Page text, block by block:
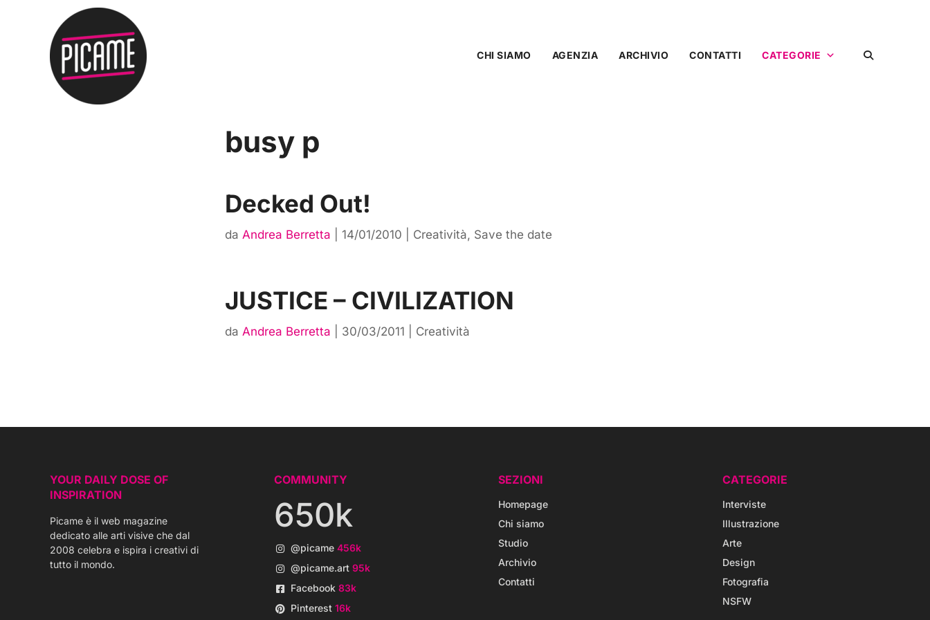
CHI SIAMO AGENZIA ARCHIVIO CONTATTI CATEGORIE
busy p
Decked Out!
daAndrea Berretta |14/01/2010 Creatività, Save the date
JUSTICE – CIVILIZATION
daAndrea Berretta 30/03/2011 Creatività
YOUR DAILY DOSE OF
INSPIRATION
Picame è il web magazine
dedicato alle arti visive che dal
2008 celebra e ispira i creativi di
tutto il mondo.
COMMUNITY
650k
@picame 456k
@picame.art 95k
Facebook 83k
Pinterest 16k
SEZIONI
Homepage
Chi siamo
Studio
Archivio
Contatti
CATEGORIE
Interviste
Illustrazione
Arte
Design
Fotografia
NSFW